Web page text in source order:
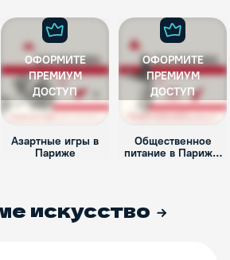
ОФОРМИТЕ
ПРЕМИУМ
ДОСТУП
Азартные игры в
Париже
ОФОРМИТЕ
ПРЕМИУМ
ДОСТУП
Общественное
питание в Париже:
искусство